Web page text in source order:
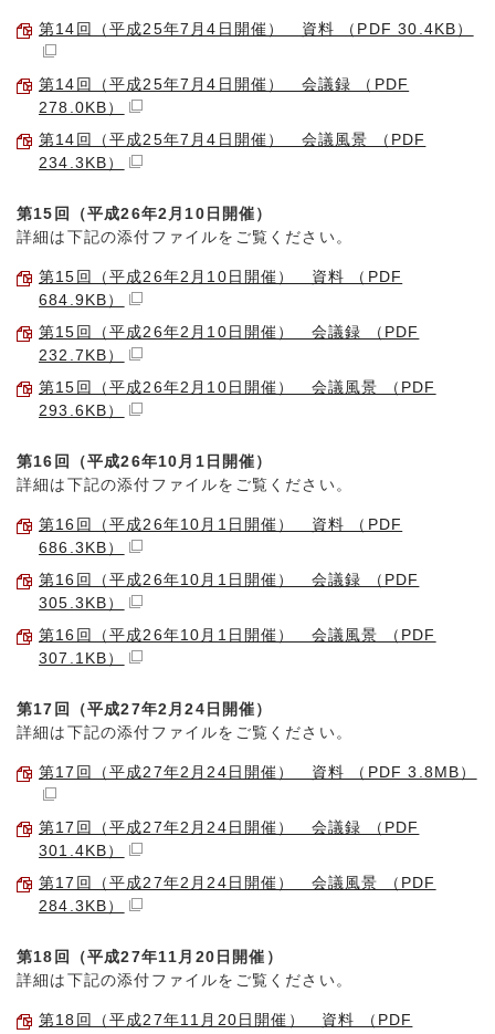
第14回（平成25年7月4日開催） 資料 （PDF 30.4KB）
第14回（平成25年7月4日開催） 会議録 （PDF
278.0KB）
第14回（平成25年7月4日開催） 会議風景 （PDF
234.3KB）
第15回（平成26年2月10日開催）
詳細は下記の添付ファイルをご覧ください。
第15回（平成26年2月10日開催） 資料 （PDF
684.9KB）
第15回（平成26年2月10日開催） 会議録 （PDF
232.7KB）
第15回（平成26年2月10日開催） 会議風景 （PDF
293.6KB）
第16回（平成26年10月1日開催）
詳細は下記の添付ファイルをご覧ください。
第16回（平成26年10月1日開催） 資料 （PDF
686.3KB）
第16回（平成26年10月1日開催） 会議録 （PDF
305.3KB）
第16回（平成26年10月1日開催） 会議風景 （PDF
307.1KB）
第17回（平成27年2月24日開催）
詳細は下記の添付ファイルをご覧ください。
第17回（平成27年2月24日開催） 資料 （PDF 3.8MB）
第17回（平成27年2月24日開催） 会議録 （PDF
301.4KB）
第17回（平成27年2月24日開催） 会議風景 （PDF
284.3KB）
第18回（平成27年11月20日開催）
詳細は下記の添付ファイルをご覧ください。
第18回（平成27年11月20日開催） 資料 （PDF